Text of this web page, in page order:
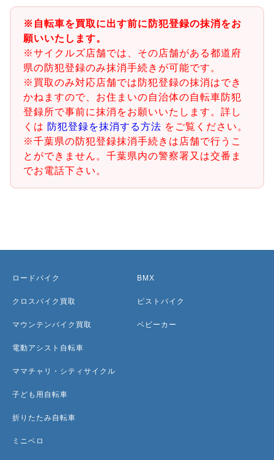
※自転車を買取に出す前に防犯登録の抹消をお
願いいたします。
※サイクルズ店舗では、その店舗がある都道府
県の防犯登録のみ抹消手続きが可能です。
※買取のみ対応店舗では防犯登録の抹消はでき
かねますので、お住まいの自治体の自転車防犯
登録所で事前に抹消をお願いいたします。詳し
くは 防犯登録を抹消する方法 をご覧ください。
※千葉県の防犯登録抹消手続きは店舗で行うこ
とができません。千葉県内の警察署又は交番ま
でお電話下さい。
ロードバイク
クロスバイク買取
マウンテンバイク買取
電動アシスト自転車
ママチャリ・シティサイクル
子ども用自転車
折りたたみ自転車
ミニベロ
BMX
ピストバイク
ベビーカー